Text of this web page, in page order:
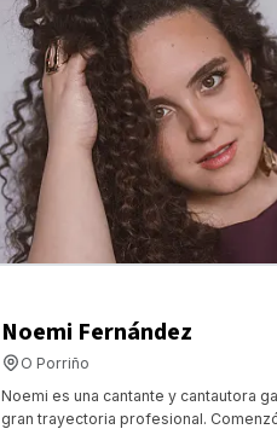
Noemi Fernández
O Porriño
Noemi es una cantante y cantautora
gran trayectoria profesional.